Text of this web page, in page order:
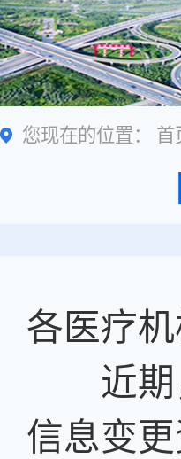
您现在的位置： 首
各医疗
近期，
信息变